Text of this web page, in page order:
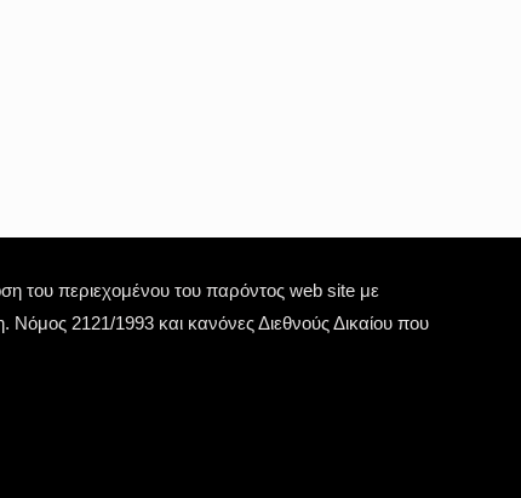
του περιεχομένου του παρόντος web site με
2121/1993 και κανόνες Διεθνούς Δικαίου που